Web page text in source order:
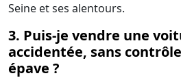
Seine et ses alentours.
3. Puis-je vendre une
accidentée, sans
épave ?